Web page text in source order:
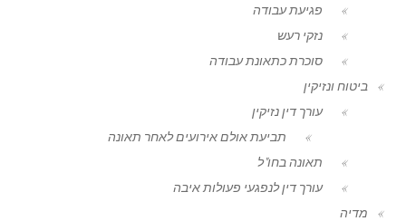
פגיעת עבודה
נזקי רעש
סוכרת כתאונת עבודה
ביטוח ונזיקין
עורך דין נזיקין
תביעת אולם אירועים לאחר תאונה
תאונה בחו"ל
עורך דין לנפגעי פעולות איבה
מדיה